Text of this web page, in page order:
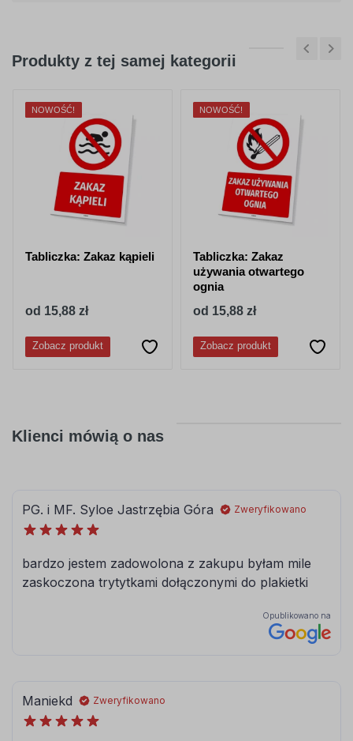
Produkty z tej samej kategorii
NOWOŚĆ!
Tabliczka: Zakaz kąpieli
od 15,88 zł
Zobacz produkt
NOWOŚĆ!
Tabliczka: Zakaz
używania otwartego
ognia
od 15,88 zł
Zobacz produkt
Klienci mówią o nas